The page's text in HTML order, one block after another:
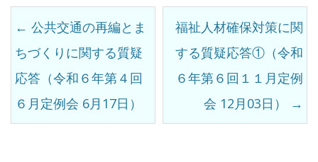
後
の
記
事
← 公共交通の再編とま
ちづくりに関する質疑
応答（令和６年第４回
６月定例会 6月17日）
福祉人材確保対策に関
する質疑応答①（令和
６年第６回１１月定例
会 12月03日）
→